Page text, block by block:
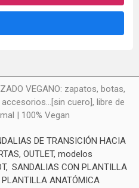
VEGANO: zapatos, botas,
cuero], libre de
| 100% Vegan
DE TRANSICIÓN HACIA
OUTLET, modelos
SANDALIAS CON PLANTILLA
PLANTILLA ANATÓMICA